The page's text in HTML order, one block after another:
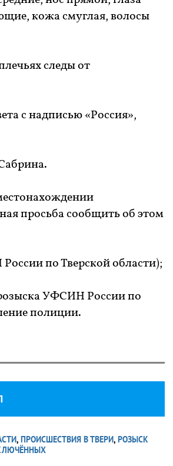
кожа смуглая, волосы
следы от
с надписью «Россия»,
просьба сообщить об этом
по Тверской области);
УФСИН России по
полиции.
, ПРОИСШЕСТВИЯ В ТВЕРИ, РОЗЫСК